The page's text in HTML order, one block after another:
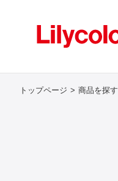
トップページ 商品を探す